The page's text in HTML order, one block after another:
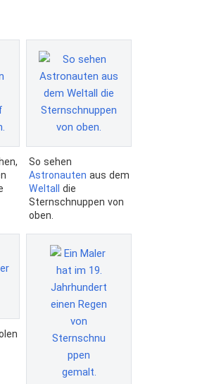
So sehen
Astronauten aus dem
Weltall
die
Sternschnuppen von
oben.